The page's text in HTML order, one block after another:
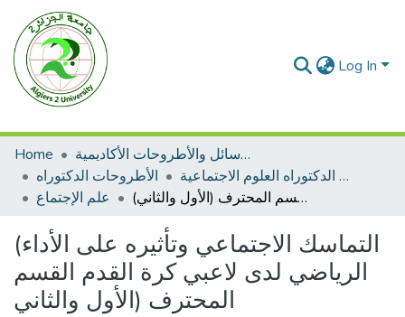
Log In
Home
الرسائل والأطروحات الأكاديمية
الأطروحات الدكتوراه
الأطروحات الدكتوراه العلوم الاجتماعية
علم الإجتماع
(التماسك الاجتماعي وتأثيره على الأداء الرياضي لدى لاعبي كرة القدم القسم المحترف (الأول والثاني
(التماسك الاجتماعي وتأثيره على الأداء
الرياضي لدى لاعبي كرة القدم القسم
المحترف (الأول والثاني